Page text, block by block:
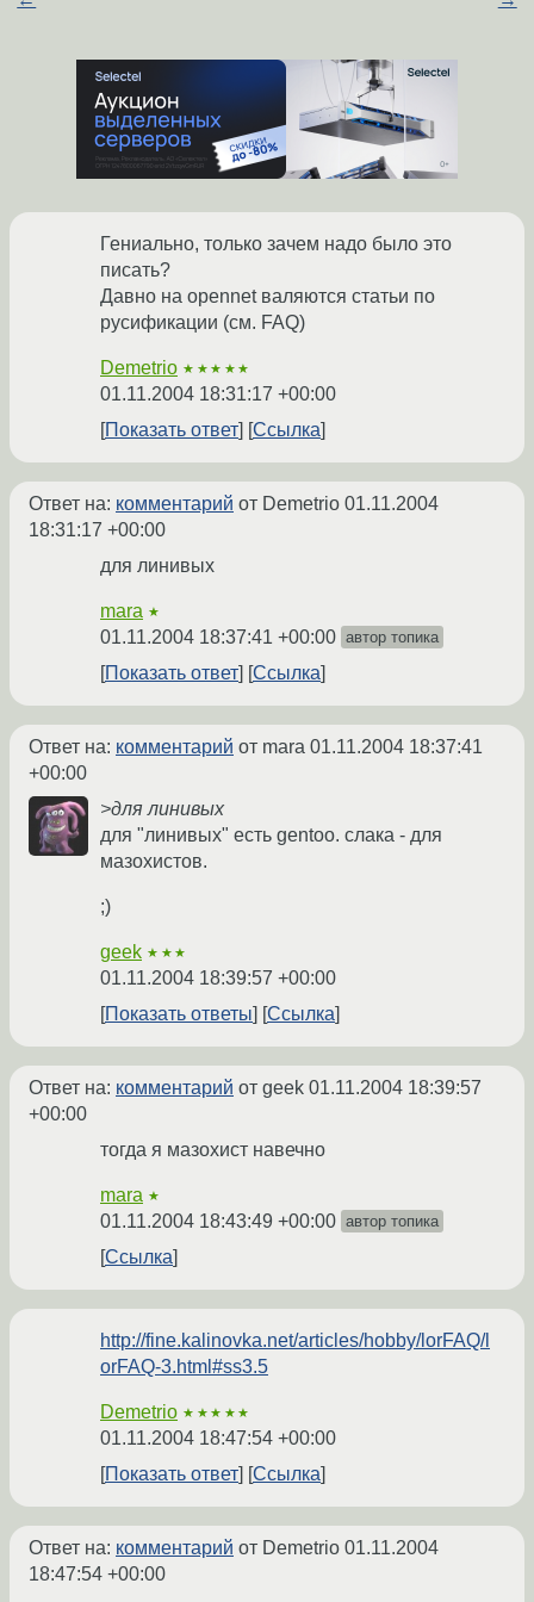
Гениально, только зачем надо было это
писать?
Давно на opennet валяются статьи по
русификации (см. FAQ)
Demetrio ★★★★★
01.11.2004 18:31:17 +00:00
Показать ответ
Ссылка
Ответ на: комментарий от Demetrio 01.11.2004
18:31:17 +00:00
для линивых
mara ★
01.11.2004 18:37:41 +00:00 автор топика
Показать ответ Ссылка
Ответ на: комментарий от mara 01.11.2004 18:37:41
+00:00
>для линивых
для "линивых" есть gentoo. слака - для
мазохистов.
;)
geek ★★★
01.11.2004 18:39:57 +00:00
Показать ответы
Ссылка
Ответ на: комментарий от geek 01.11.2004 18:39:57
+00:00
тогда я мазохист навечно
mara ★
01.11.2004 18:43:49 +00:00 автор топика
Ссылка
http://fine.kalinovka.net/articles/hobby/lorFAQ/l
orFAQ-3.html#ss3.5
Demetrio ★★★★★
01.11.2004 18:47:54 +00:00
Показать ответ
Ссылка
Ответ на: комментарий от Demetrio 01.11.2004
18:47:54 +00:00